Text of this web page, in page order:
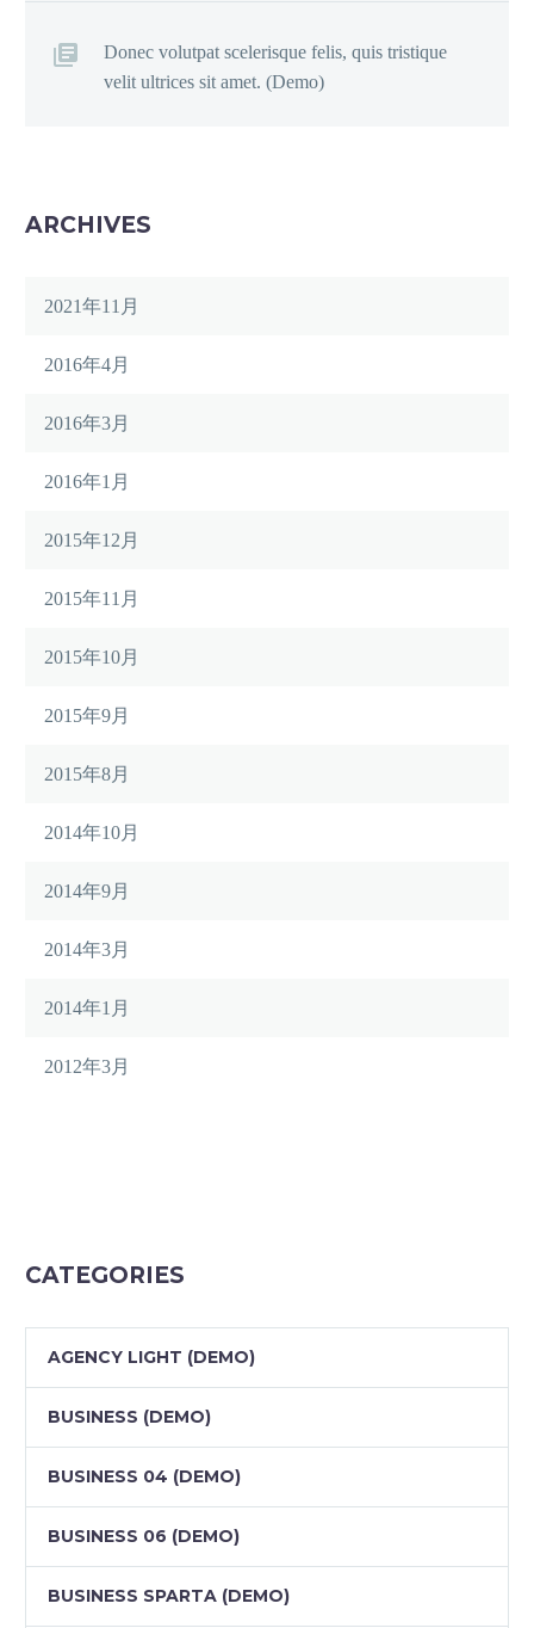
Donec volutpat scelerisque felis, quis tristique
velit ultrices sit amet. (Demo)
ARCHIVES
2021年11月
2016年4月
2016年3月
2016年1月
2015年12月
2015年11月
2015年10月
2015年9月
2015年8月
2014年10月
2014年9月
2014年3月
2014年1月
2012年3月
CATEGORIES
AGENCY LIGHT (DEMO)
BUSINESS (DEMO)
BUSINESS 04 (DEMO)
BUSINESS 06 (DEMO)
BUSINESS SPARTA (DEMO)